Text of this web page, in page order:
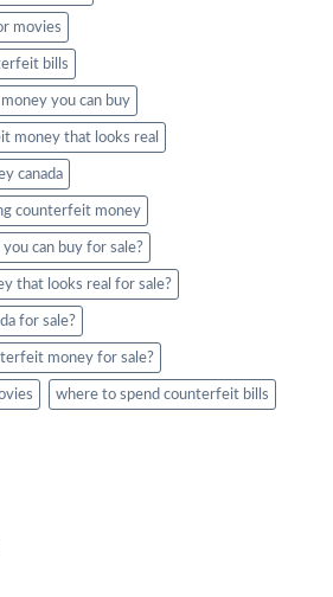
movies​
bills​
you can buy​
money that looks real
canada
counterfeit money​
can buy​ for sale?
that looks real for sale?
for sale?
money​ for sale?
where to spend counterfeit bills​